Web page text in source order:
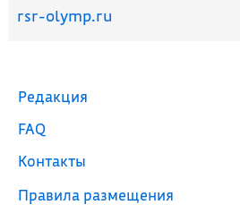
rsr-olymp.ru
Редакция
FAQ
Контакты
Правила размещения